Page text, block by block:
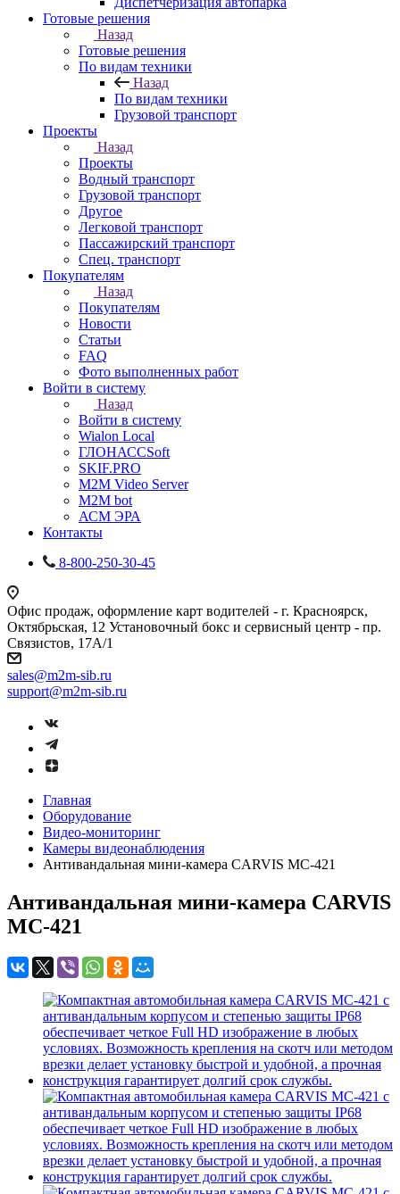
Готовые решения
Назад
Готовые решения
По видам техники
Назад
По видам техники
Грузовой транспорт
Проекты
Назад
Проекты
Водный транспорт
Грузовой транспорт
Другое
Легковой транспорт
Пассажирский транспорт
Спец. транспорт
Покупателям
Назад
Покупателям
Новости
Статьи
FAQ
Фото выполненных работ
Войти в систему
Назад
Войти в систему
Wialon Local
ГЛОНАССSoft
SKIF.PRO
M2M Video Server
М2М bot
АСМ ЭРА
Контакты
8-800-250-30-45
Офис продаж, оформление карт водителей - г. Красноярск,
Октябрьская, 12 Установочный бокс и сервисный центр - пр.
Связистов, 17А/1
sales@m2m-sib.ru
support@m2m-sib.ru
Главная
Оборудование
Видео-мониторинг
Камеры видеонаблюдения
Антивандальная мини-камера CARVIS MC-421
Антивандальная мини-камера CARVIS
MC-421